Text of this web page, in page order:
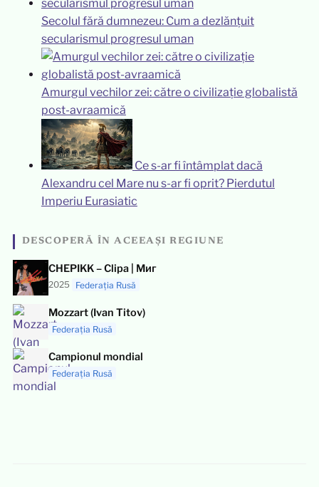
Secolul fără dumnezeu: Cum a dezlănțuit
secularismul progresul uman
Amurgul vechilor zei: către o civilizație globalistă
post-avraamică
Ce s-ar fi întâmplat dacă
Alexandru cel Mare nu s-ar fi oprit? Pierdutul
Imperiu Eurasiatic
DESCOPERĂ ÎN ACEEAȘI REGIUNE
CHEPIKK – Clipa | Миг
2025 Federația Rusă
Mozzart (Ivan Titov)
Federația Rusă
Campionul mondial
Federația Rusă